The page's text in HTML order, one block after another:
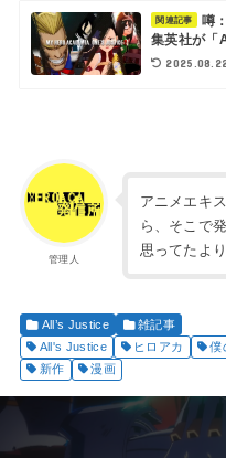
関連記事
噂
集英社が「
管理人
アニメエキ
ら、そこで
思ってたよ
All’s Justice
雑記事
All's Justice
ヒロアカ 僕
新作
漫画